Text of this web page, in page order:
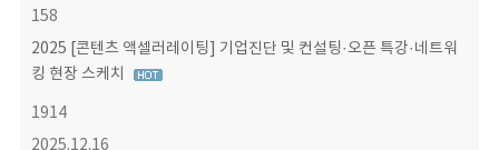
158
2025 [콘텐츠 액셀러레이팅] 기업진단 및 컨설팅·오픈 특강·네트워
킹 현장 스케치
1914
2025.12.16